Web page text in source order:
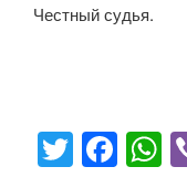
Честный судья.
T F